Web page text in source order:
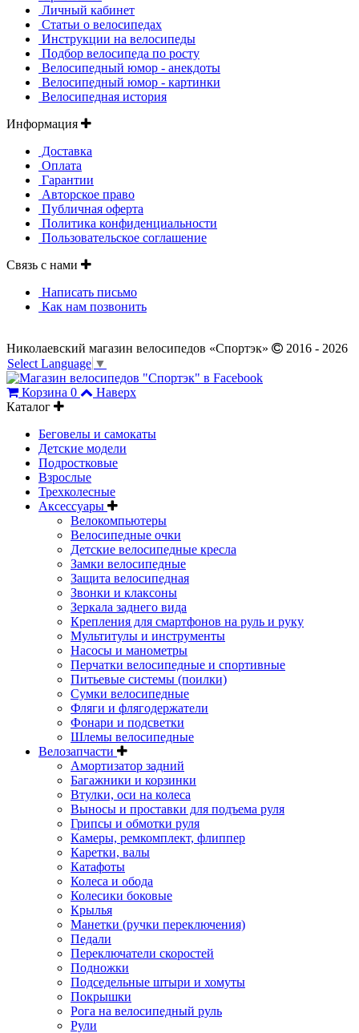
Личный кабинет
Статьи о велосипедах
Инструкции на велосипеды
Подбор велосипеда по росту
Велосипедный юмор - анекдоты
Велосипедный юмор - картинки
Велосипедная история
Информация
Доставка
Оплата
Гарантии
Авторское право
Публичная оферта
Политика конфиденциальности
Пользовательское соглашение
Связь с нами
Написать письмо
Как нам позвонить
Николаевский магазин велосипедов «Спортэк»
2016 - 2026
Select Language ▼
Корзина 0
Наверх
Каталог
Беговелы и самокаты
Детские модели
Подростковые
Взрослые
Трехколесные
Аксессуары
Велокомпьютеры
Велосипедные очки
Детские велосипедные кресла
Замки велосипедные
Защита велосипедная
Звонки и клаксоны
Зеркала заднего вида
Крепления для смартфонов на руль и руку
Мультитулы и инструменты
Насосы и манометры
Перчатки велосипедные и спортивные
Питьевые системы (поилки)
Сумки велосипедные
Фляги и флягодержатели
Фонари и подсветки
Шлемы велосипедные
Велозапчасти
Амортизатор задний
Багажники и корзинки
Втулки, оси на колеса
Выносы и проставки для подъема руля
Грипсы и обмотки руля
Камеры, ремкомплект, флиппер
Каретки, валы
Катафоты
Колеса и обода
Колесики боковые
Крылья
Манетки (ручки переключения)
Педали
Переключатели скоростей
Подножки
Подседельные штыри и хомуты
Покрышки
Рога на велосипедный руль
Рули